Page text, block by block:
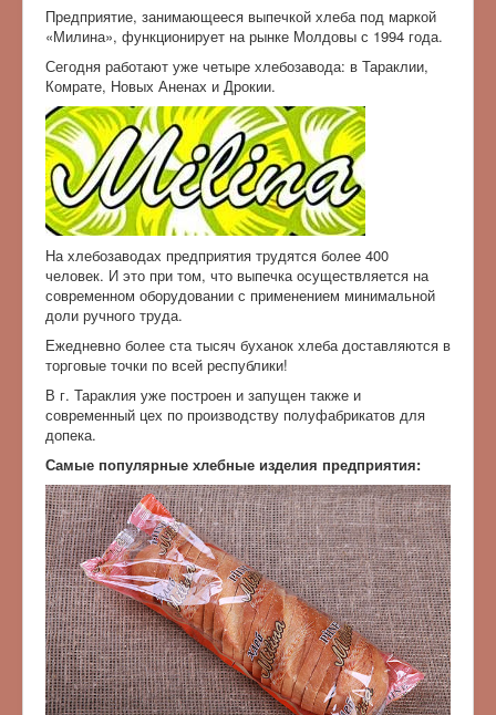
Предприятие, занимающееся выпечкой хлеба под маркой
«Милина», функционирует на рынке Молдовы с 1994 года.
Сегодня работают уже четыре хлебозавода: в Тараклии,
Комрате, Новых Аненах и Дрокии.
На хлебозаводах предприятия трудятся более 400
человек. И это при том, что выпечка осуществляется на
современном оборудовании с применением минимальной
доли ручного труда.
Ежедневно более ста тысяч буханок хлеба доставляются в
торговые точки по всей республики!
В г. Тараклия уже построен и запущен также и
современный цех по производству полуфабрикатов для
допека.
Самые популярные хлебные изделия предприятия: